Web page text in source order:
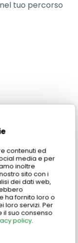
contenuti ed
media e per
inoltre
sito con i
dei dati web,
ha fornito loro o
loro servizi. Per
il suo consenso
policy.
tuo percorso